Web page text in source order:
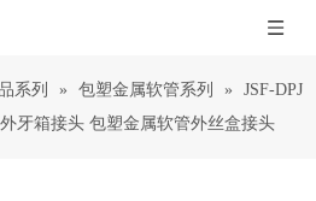
系列 » 包塑金属软管系列 »
JSF-DPJ
牙箱接头 包塑金属软管外丝盒接头